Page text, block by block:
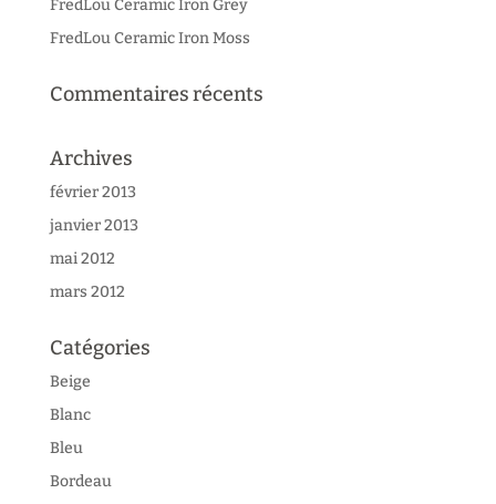
FredLou Ceramic Iron Grey
FredLou Ceramic Iron Moss
Commentaires récents
Archives
février 2013
janvier 2013
mai 2012
mars 2012
Catégories
Beige
Blanc
Bleu
Bordeau